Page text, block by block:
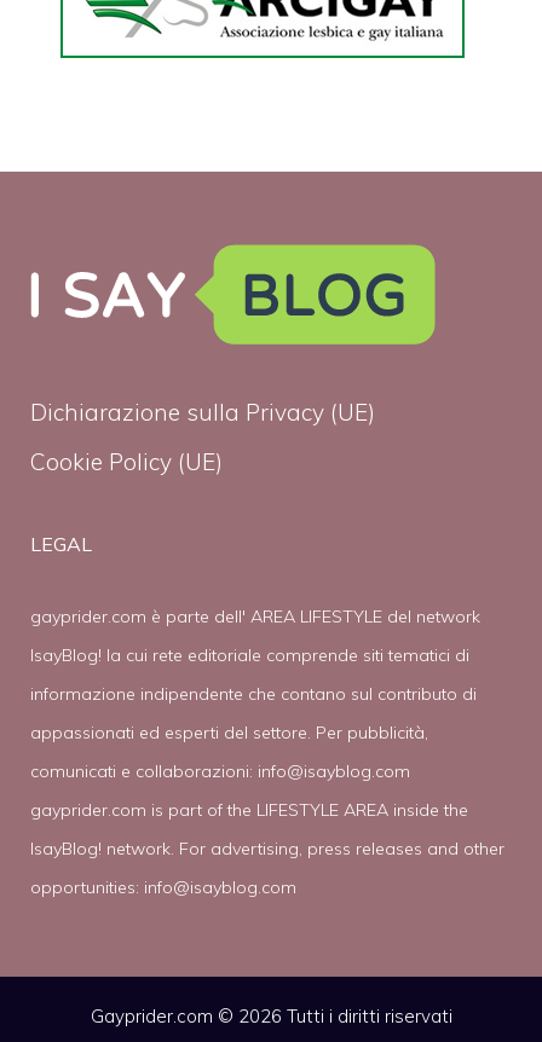
Dichiarazione sulla Privacy (UE)
Cookie Policy (UE)
LEGAL
gayprider.com è parte dell' AREA LIFESTYLE del network
IsayBlog! la cui rete editoriale comprende siti tematici di
informazione indipendente che contano sul contributo di
appassionati ed esperti del settore. Per pubblicità,
comunicati e collaborazioni: info@isayblog.com
gayprider.com is part of the LIFESTYLE AREA inside the
IsayBlog! network. For advertising, press releases and other
opportunities: info@isayblog.com
Gayprider.com © 2026 Tutti i diritti riservati